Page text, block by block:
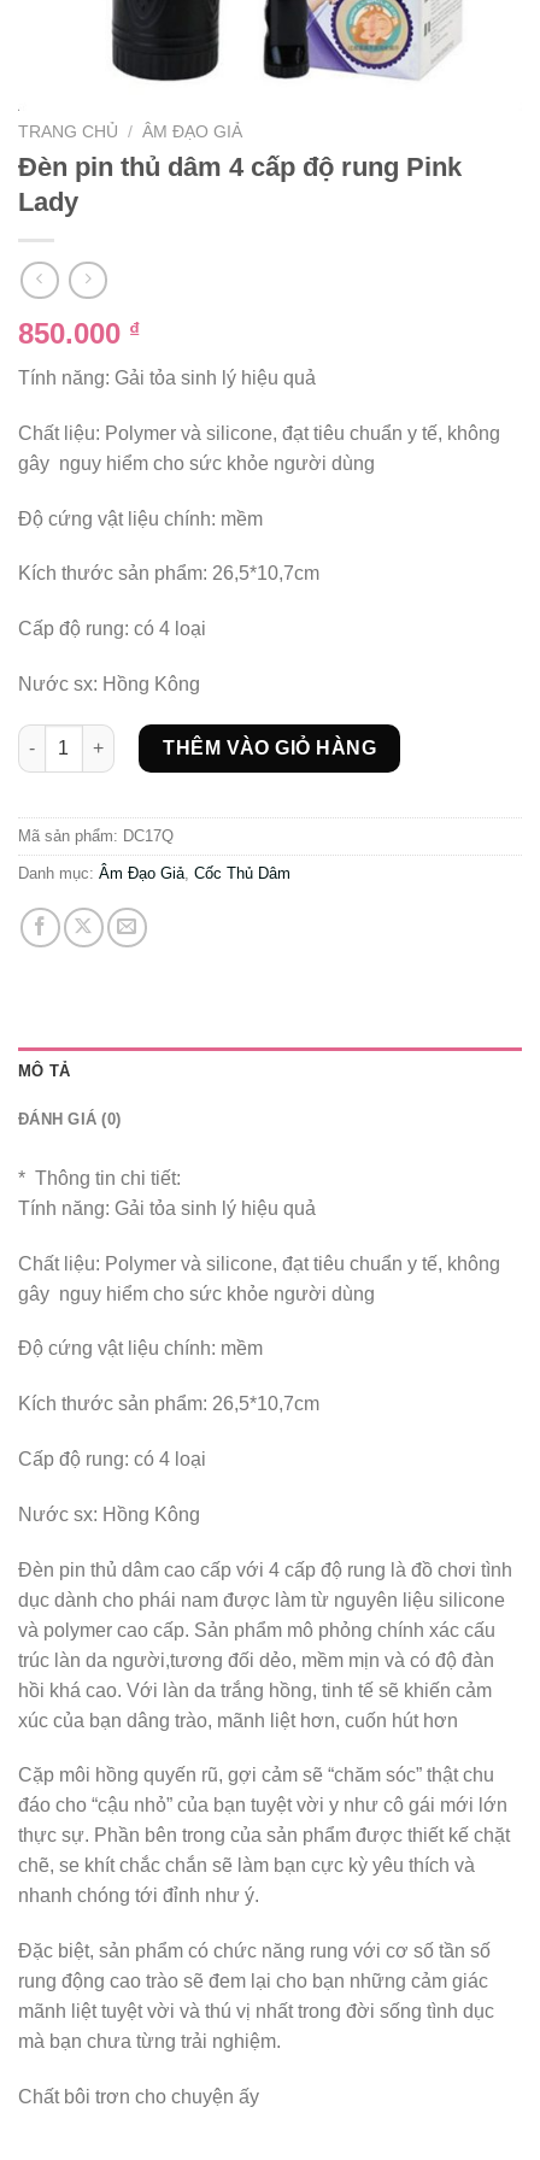
TRANG CHỦ / ÂM ĐẠO GIẢ
Đèn pin thủ dâm 4 cấp độ rung Pink
Lady
850.000 ₫
Tính năng: Gải tỏa sinh lý hiệu quả
Chất liệu: Polymer và silicone, đạt tiêu chuẩn y tế, không
gây nguy hiểm cho sức khỏe người dùng
Độ cứng vật liệu chính: mềm
Kích thước sản phẩm: 26,5*10,7cm
Cấp độ rung: có 4 loại
Nước sx: Hồng Kông
Đèn pin thủ dâm 4 cấp độ rung Pink Lady số lượng
THÊM VÀO GIỎ HÀNG
Mã sản phẩm: DC17Q
Danh mục: Âm Đạo Giả Cốc Thủ Dâm
MÔ TẢ
ĐÁNH GIÁ (0)
* Thông tin chi tiết:
Tính năng: Gải tỏa sinh lý hiệu quả
Chất liệu: Polymer và silicone, đạt tiêu chuẩn y tế, không
gây nguy hiểm cho sức khỏe người dùng
Độ cứng vật liệu chính: mềm
Kích thước sản phẩm: 26,5*10,7cm
Cấp độ rung: có 4 loại
Nước sx: Hồng Kông
Đèn pin thủ dâm cao cấp với 4 cấp độ rung là đồ chơi tình
dục dành cho phái nam được làm từ nguyên liệu silicone
và polymer cao cấp. Sản phẩm mô phỏng chính xác cấu
trúc làn da người,tương đối dẻo, mềm mịn và có độ đàn
hồi khá cao. Với làn da trắng hồng, tinh tế sẽ khiến cảm
xúc của bạn dâng trào, mãnh liệt hơn, cuốn hút hơn
Cặp môi hồng quyến rũ, gợi cảm sẽ “chăm sóc” thật chu
đáo cho “cậu nhỏ” của bạn tuyệt vời y như cô gái mới lớn
thực sự. Phần bên trong của sản phẩm được thiết kế chặt
chẽ, se khít chắc chắn sẽ làm bạn cực kỳ yêu thích và
nhanh chóng tới đỉnh như ý.
Đặc biệt, sản phẩm có chức năng rung với cơ số tần số
rung động cao trào sẽ đem lại cho bạn những cảm giác
mãnh liệt tuyệt vời và thú vị nhất trong đời sống tình dục
mà bạn chưa từng trải nghiệm.
Chất bôi trơn cho chuyện ấy